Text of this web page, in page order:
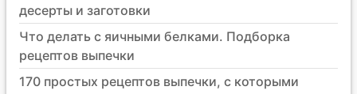
десерты и заготовки
Что делать с яичными белками. Подборка
рецептов выпечки
170 простых рецептов выпечки, с которыми